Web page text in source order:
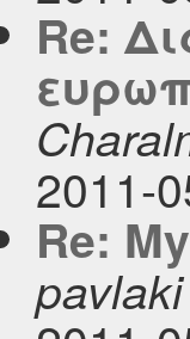
Re:
2011-
Re:
pavlaki